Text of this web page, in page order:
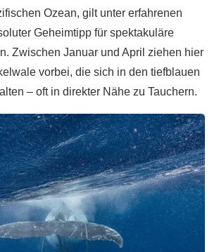
Ozean, gilt unter erfahrenen
Geheimtipp für spektakuläre
Zwischen Januar und April ziehen hier
vorbei, die sich in den tiefblauen
– oft in direkter Nähe zu Tauchern.